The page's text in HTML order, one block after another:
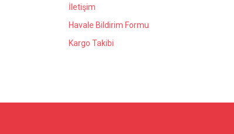
İletişim
Havale Bildirim Formu
Kargo Takibi